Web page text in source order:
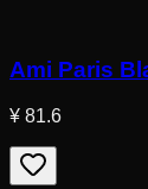
Ami Paris
¥ 81.6